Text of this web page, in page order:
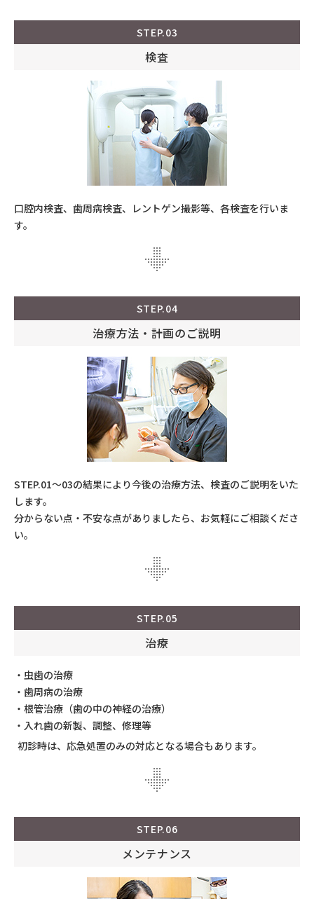
STEP.03
検査
口腔内検査、歯周病検査、レントゲン撮影等、各検査を行いま
す。
STEP.04
治療方法・計画のご説明
STEP.01〜03の結果により今後の治療方法、検査のご説明をいた
します。
分からない点・不安な点がありましたら、お気軽にご相談くださ
い。
STEP.05
治療
・虫歯の治療
・歯周病の治療
・根管治療（歯の中の神経の治療）
・入れ歯の新製、調整、修理等
初診時は、応急処置のみの対応となる場合もあります。
STEP.06
メンテナンス